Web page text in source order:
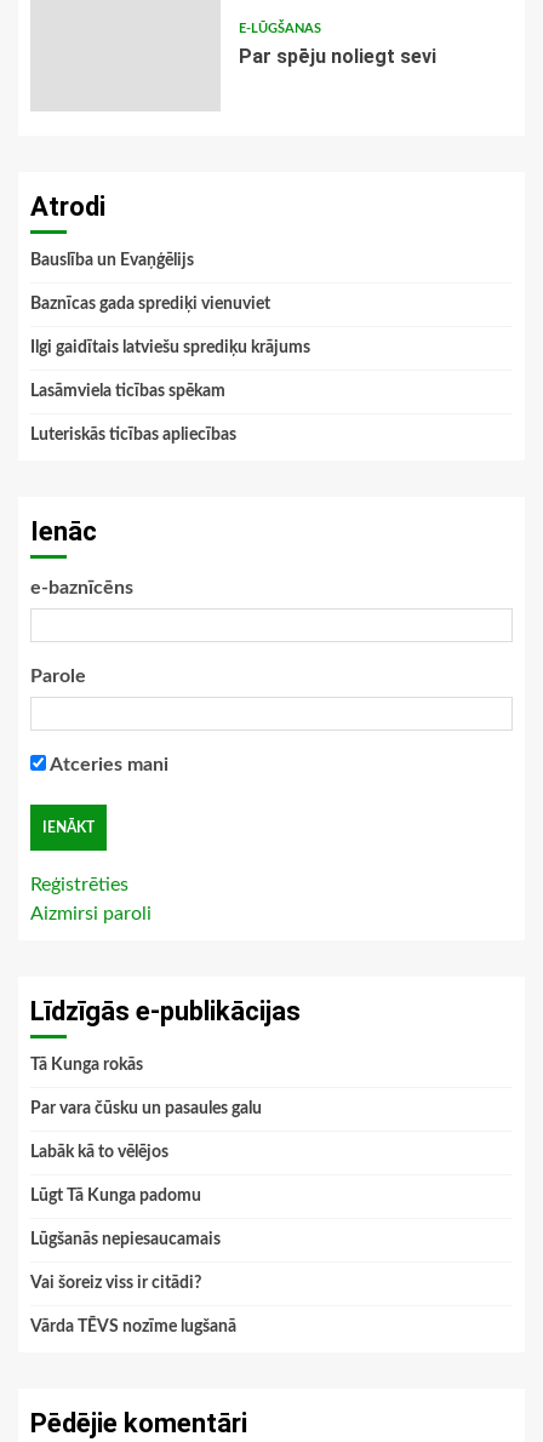
E-LŪGŠANAS
Par spēju noliegt sevi
Atrodi
Bauslība un Evaņģēlijs
Baznīcas gada sprediķi vienuviet
Ilgi gaidītais latviešu sprediķu krājums
Lasāmviela ticības spēkam
Luteriskās ticības apliecības
Ienāc
e-baznīcēns
Parole
Atceries mani
Reģistrēties
Aizmirsi paroli
Līdzīgās e-publikācijas
Tā Kunga rokās
Par vara čūsku un pasaules galu
Labāk kā to vēlējos
Lūgt Tā Kunga padomu
Lūgšanās nepiesaucamais
Vai šoreiz viss ir citādi?
Vārda TĒVS nozīme lugšanā
Pēdējie komentāri